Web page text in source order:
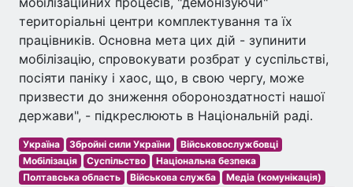
територіальні центри комплектування та їх
працівників. Основна мета цих дій - зупинити
мобілізацію, спровокувати розбрат у суспільстві,
посіяти паніку і хаос, що, в свою чергу, може
призвести до зниження обороноздатності нашої
держави", - підкреслюють в Національній раді.
Україна Збройні сили України
Військовослужбовці
Мобілізація
Суспільство
Національна безпека
Полтавська область
Військова служба
Медіа (комунікація)